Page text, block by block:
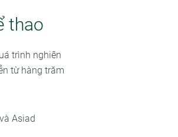
thao
trình nghiên
từ hàng trăm
Asiad